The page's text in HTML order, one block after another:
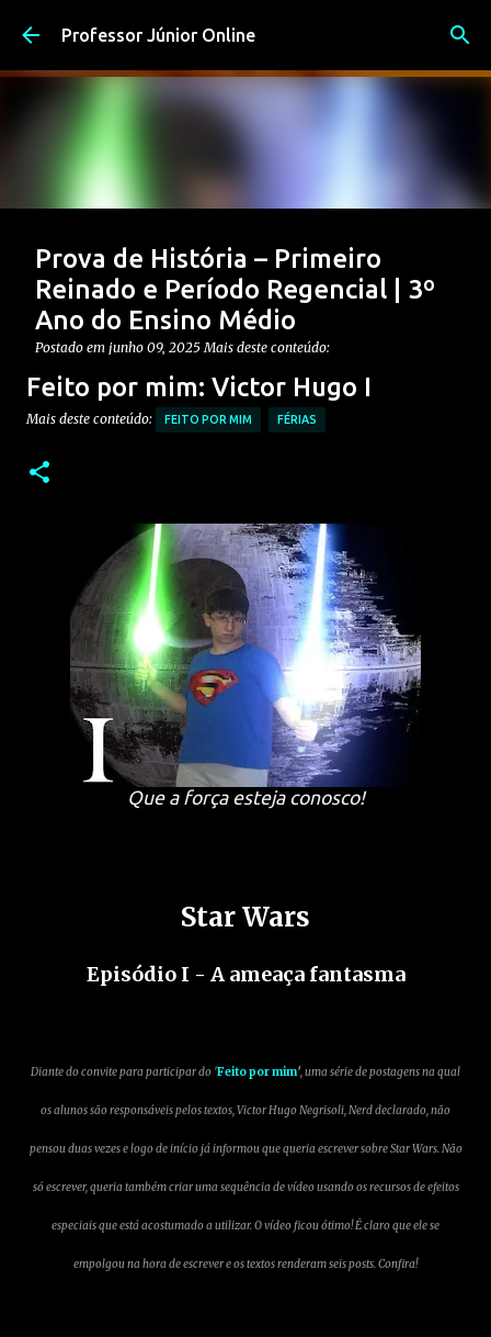
Pular para o conteúdo principal
Professor Júnior Online
Postagem em destaque
Prova de História – Primeiro
Reinado e Período Regencial | 3º
Ano do Ensino Médio
Postado em junho 09, 2025Mais deste conteúdo:
CONTEÚDO: PRIMEIRO REINADO ENSINO MÉDIO
Feito por mim: Victor Hugo I
Mais deste conteúdo: FEITO POR MIM FÉRIAS
Que a força esteja conosco!
Star Wars
Episódio I - A ameaça fantasma
Diante do convite para participar do 'Feito por mim', uma série de postagens na qual
os alunos são responsáveis pelos textos, Victor Hugo Negrisoli, Nerd declarado, não
pensou duas vezes e logo de início já informou que queria escrever sobre Star Wars. Não
só escrever, queria também criar uma sequência de vídeo usando os recursos de efeitos
especiais que está acostumado a utilizar. O vídeo ficou ótimo! É claro que ele se
empolgou na hora de escrever e os textos renderam seis posts. Confira!